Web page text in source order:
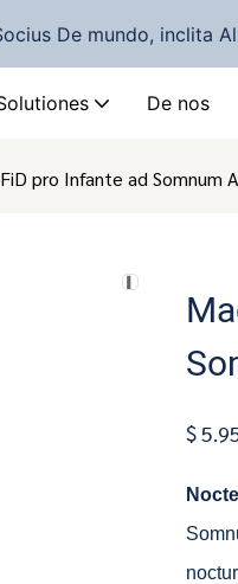
De mundo, inclita
De nos
pro Infante ad Somnum
$